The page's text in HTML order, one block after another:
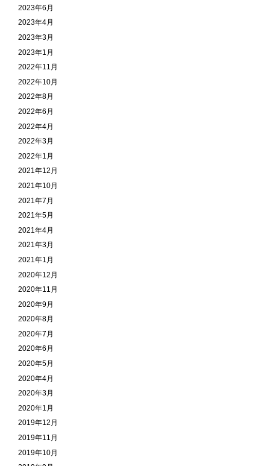
2023年6月
2023年4月
2023年3月
2023年1月
2022年11月
2022年10月
2022年8月
2022年6月
2022年4月
2022年3月
2022年1月
2021年12月
2021年10月
2021年7月
2021年5月
2021年4月
2021年3月
2021年1月
2020年12月
2020年11月
2020年9月
2020年8月
2020年7月
2020年6月
2020年5月
2020年4月
2020年3月
2020年1月
2019年12月
2019年11月
2019年10月